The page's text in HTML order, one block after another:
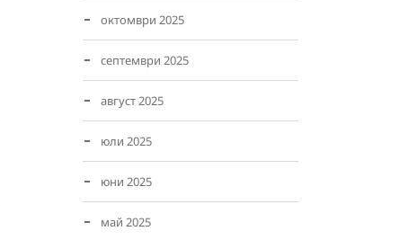
октомври 2025
септември 2025
август 2025
юли 2025
юни 2025
май 2025